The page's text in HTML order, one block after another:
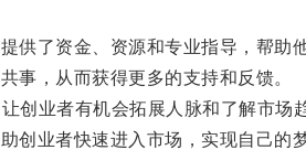
了资金、资源和专业指导，帮助他
，从而获得更多的支持和反馈。
业者有机会拓展人脉和了解市场趋
业者快速进入市场，实现自己的梦